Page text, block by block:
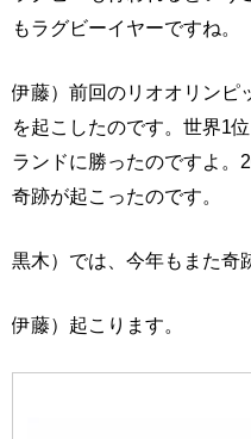
もラグビーイヤーですね。
伊藤）前回のリオオリンピ
を起こしたのです。世界1
ランドに勝ったのですよ。
奇跡が起こったのです。
黒木）では、今年もまた奇
伊藤）起こります。